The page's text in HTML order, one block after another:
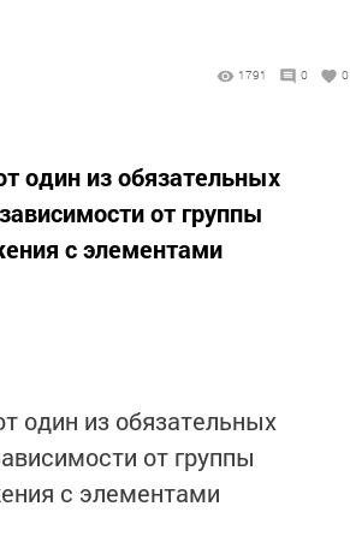
1791 0 0
один из обязательных
от группы
с элементами
один из обязательных
от группы
с элементами